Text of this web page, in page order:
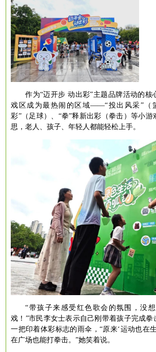
作为“迈开步 动出彩”主题品牌活动的核
戏区成为最热闹的区域——“投出风采”（
彩”（足球）、“拳”释新出彩（拳击）等小
思，老人、孩子、年轻人都能轻松上手。
“带孩子来感受红色歌会的氛围，没
戏！”市民李女士表示自己刚带着孩子完成拳
一把印着体彩标志的雨伞，“原来‘运动也在
在广场也能打拳击。”她笑着说。